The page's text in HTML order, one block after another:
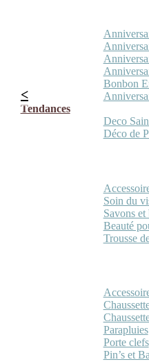
Bonbon
Tendances
Deco
Déco de
Soin du
Savons et
Beauté
Trousse
Parapluies
Porte clefs
Pin’s et